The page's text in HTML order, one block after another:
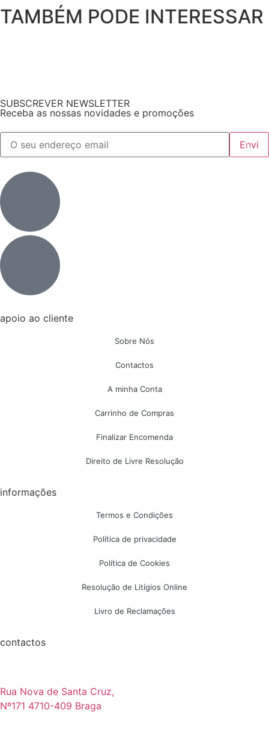
TAMBÉM PODE INTERESSAR
SUBSCREVER NEWSLETTER
Receba as nossas novidades e promoções
apoio ao cliente
Sobre Nós
Contactos
A minha Conta
Carrinho de Compras
Finalizar Encomenda
Direito de Livre Resolução
informações
Termos e Condições
Política de privacidade
Política de Cookies
Resolução de Litígios Online
Livro de Reclamações
contactos
Rua Nova de Santa Cruz,
Nº171 4710-409 Braga